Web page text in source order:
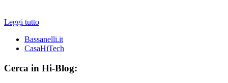
Leggi tutto
Bassanelli.it
CasaHiTech
Cerca in Hi-Blog: